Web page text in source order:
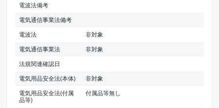
電波法備考
電気通信事業法備考
電波法
非対象
電気通信事業法
非対象
法規関連確認日
電気用品安全法(本体)
非対象
電気用品安全法(付属
品等)
付属品等無し